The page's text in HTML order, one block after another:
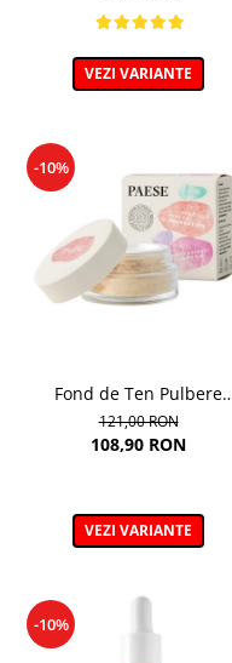
VEZI VARIANTE
-10%
Fond de Ten Pulbere
Iluminator 7g
121,00 RON
108,90 RON
VEZI VARIANTE
-10%